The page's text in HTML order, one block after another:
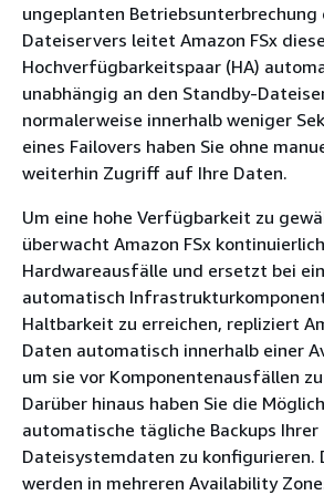
ungeplanten Betriebsunterbrechung
Dateiservers leitet Amazon FSx
Hochverfügbarkeitspaar (HA)
unabhängig an den Standby-
normalerweise innerhalb weniger
eines Failovers haben Sie ohne
weiterhin Zugriff auf Ihre Daten.
Um eine hohe Verfügbarkeit zu
überwacht Amazon FSx kontinuierlich
Hardwareausfälle und ersetzt bei
automatisch
Haltbarkeit zu erreichen, repliziert
Daten automatisch innerhalb einer
um sie vor Komponentenausfällen
Darüber hinaus haben Sie die
automatische tägliche Backups Ihrer
Dateisystemdaten zu konfigurieren.
werden in mehreren Availability